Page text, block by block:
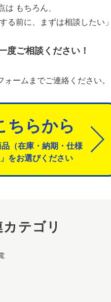
は もちろん、
る前に、まずは相談したい」
度ご相談ください！
ームまでご連絡ください。
ちらから
（在庫・納期・仕様
をお選びください
テゴリ